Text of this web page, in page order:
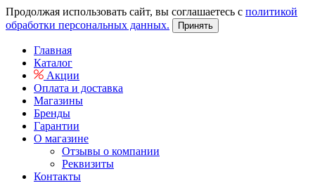
Продолжая использовать сайт, вы соглашаетесь с политикой
обработки персональных данных.
Принять
Главная
Каталог
Акции
Оплата и доставка
Магазины
Бренды
Гарантии
О магазине
Отзывы о компании
Реквизиты
Контакты